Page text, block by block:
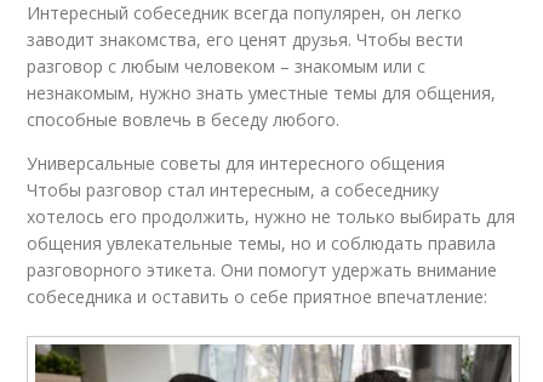
Интересный собеседник всегда популярен, он легко
заводит знакомства, его ценят друзья. Чтобы вести
разговор с любым человеком – знакомым или с
незнакомым, нужно знать уместные темы для общения,
способные вовлечь в беседу любого.
Универсальные советы для интересного общения
Чтобы разговор стал интересным, а собеседнику
хотелось его продолжить, нужно не только выбирать для
общения увлекательные темы, но и соблюдать правила
разговорного этикета. Они помогут удержать внимание
собеседника и оставить о себе приятное впечатление: